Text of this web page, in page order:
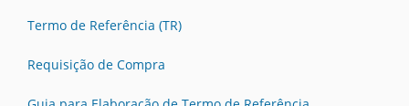
Termo de Referência (TR)
Requisição de Compra